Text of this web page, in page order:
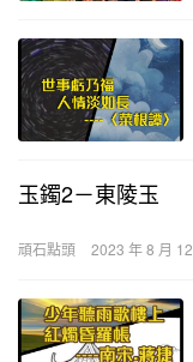
玉鐲2－東陵玉
頑石點頭 2023 年 8 月